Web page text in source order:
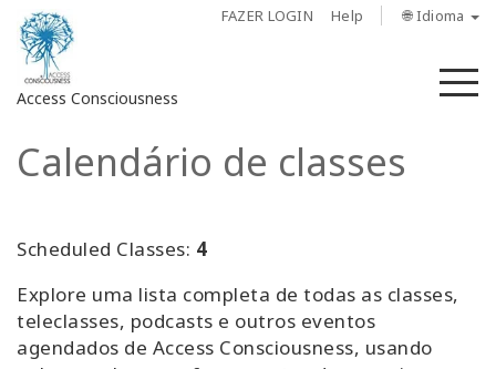
FAZER LOGIN Help 🌐 Idioma
Access Consciousness
Fazer
sua
Sobre
Calendário de classes
Scheduled Classes: 4
Explore uma lista completa de todas as classes,
teleclasses, podcasts e outros eventos
agendados de Access Consciousness, usando